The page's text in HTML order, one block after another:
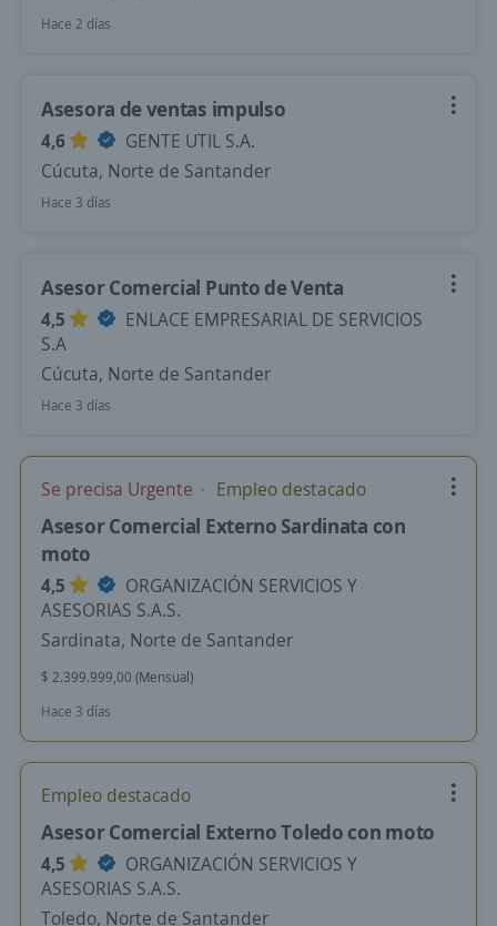
Hace 2 días
Asesora de ventas impulso
4,6
GENTE UTIL S.A.
Cúcuta, Norte de Santander
Hace 3 días
Asesor Comercial Punto de Venta
4,5
ENLACE EMPRESARIAL DE SERVICIOS
S.A
Cúcuta, Norte de Santander
Hace 3 días
Se precisa Urgente Empleo destacado
Asesor Comercial Externo Sardinata con
moto
4,5
ORGANIZACIÓN SERVICIOS Y
ASESORIAS S.A.S.
Sardinata, Norte de Santander
$ 2.399.999,00 (Mensual)
Hace 3 días
Empleo destacado
Asesor Comercial Externo Toledo con moto
4,5
ORGANIZACIÓN SERVICIOS Y
ASESORIAS S.A.S.
Toledo, Norte de Santander